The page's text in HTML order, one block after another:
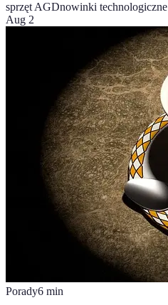
sprzęt AGDnowinki technologiczne
Aug 2
Porady6 min